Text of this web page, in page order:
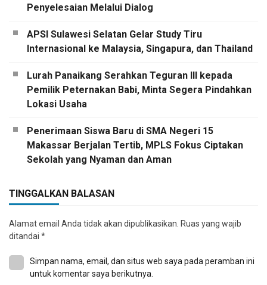
Penyelesaian Melalui Dialog
APSI Sulawesi Selatan Gelar Study Tiru
Internasional ke Malaysia, Singapura, dan Thailand
Lurah Panaikang Serahkan Teguran III kepada
Pemilik Peternakan Babi, Minta Segera Pindahkan
Lokasi Usaha
Penerimaan Siswa Baru di SMA Negeri 15
Makassar Berjalan Tertib, MPLS Fokus Ciptakan
Sekolah yang Nyaman dan Aman
TINGGALKAN BALASAN
Alamat email Anda tidak akan dipublikasikan. Ruas yang wajib
ditandai *
Simpan nama, email, dan situs web saya pada peramban ini
untuk komentar saya berikutnya.